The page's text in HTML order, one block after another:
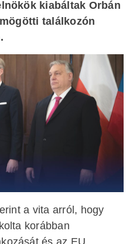
kiabáltak Orbán
találkozón
a vita arról, hogy
korábban
és az EU